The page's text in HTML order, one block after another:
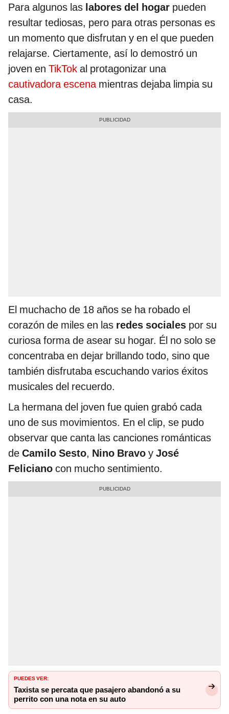
Para algunos las labores del hogar pueden
resultar tediosas, pero para otras personas es
un momento que disfrutan y en el que pueden
relajarse. Ciertamente, así lo demostró un
joven en TikTok al protagonizar una
cautivadora escenamientras dejaba limpia su
casa.
El muchacho de 18 años se ha robado el
corazón de miles en las redes sociales por su
curiosa forma de asear su hogar. Él no solo se
concentraba en dejar brillando todo, sino que
también disfrutaba escuchando varios éxitos
musicales del recuerdo.
La hermana del joven fue quien grabó cada
uno de sus movimientos. En el clip, se pudo
observar que canta las canciones románticas
de Camilo Sesto, Nino Bravo y José
Feliciano con mucho sentimiento.
PUEDES VER:
Taxista se percata que pasajero abandonó a su
perrito con una nota en su auto